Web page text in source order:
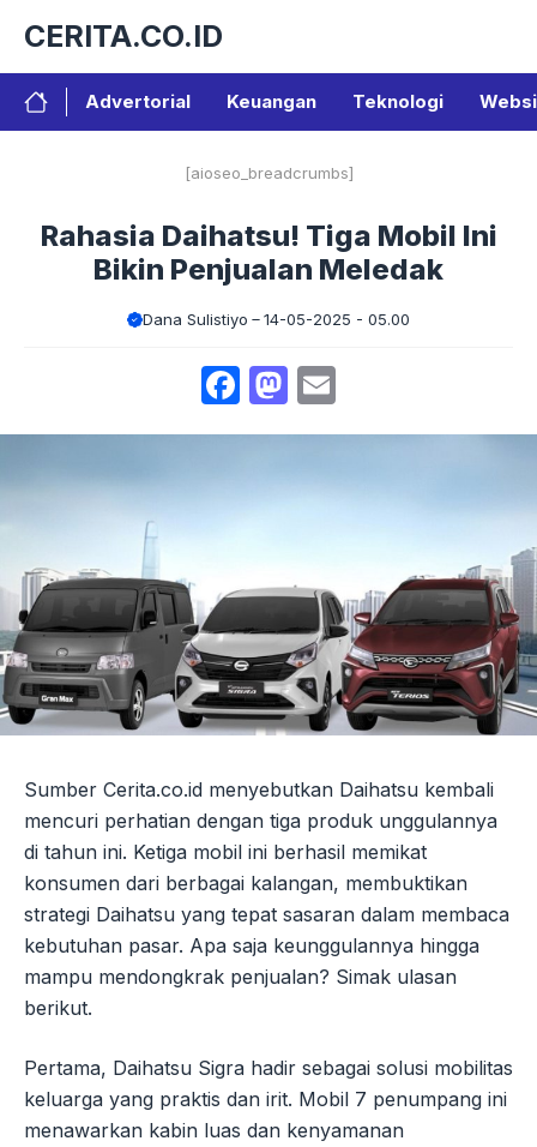
isi
CERITA.CO.ID
Advertorial Keuangan Teknologi
[aioseo_breadcrumbs]
Rahasia Daihatsu! Tiga Mobil Ini
Bikin Penjualan Meledak
Dana Sulistiyo 14-05-2025 - 05.00
Facebook
Mastodon
Sumber Cerita.co.id menyebutkan Daihatsu kembali
mencuri perhatian dengan tiga produk unggulannya
di tahun ini. Ketiga mobil ini berhasil memikat
konsumen dari berbagai kalangan, membuktikan
strategi Daihatsu yang tepat sasaran dalam membaca
kebutuhan pasar. Apa saja keunggulannya hingga
mampu mendongkrak penjualan? Simak ulasan
berikut.
Pertama, Daihatsu Sigra hadir sebagai solusi mobilitas
keluarga yang praktis dan irit. Mobil 7 penumpang ini
menawarkan kabin luas dan kenyamanan